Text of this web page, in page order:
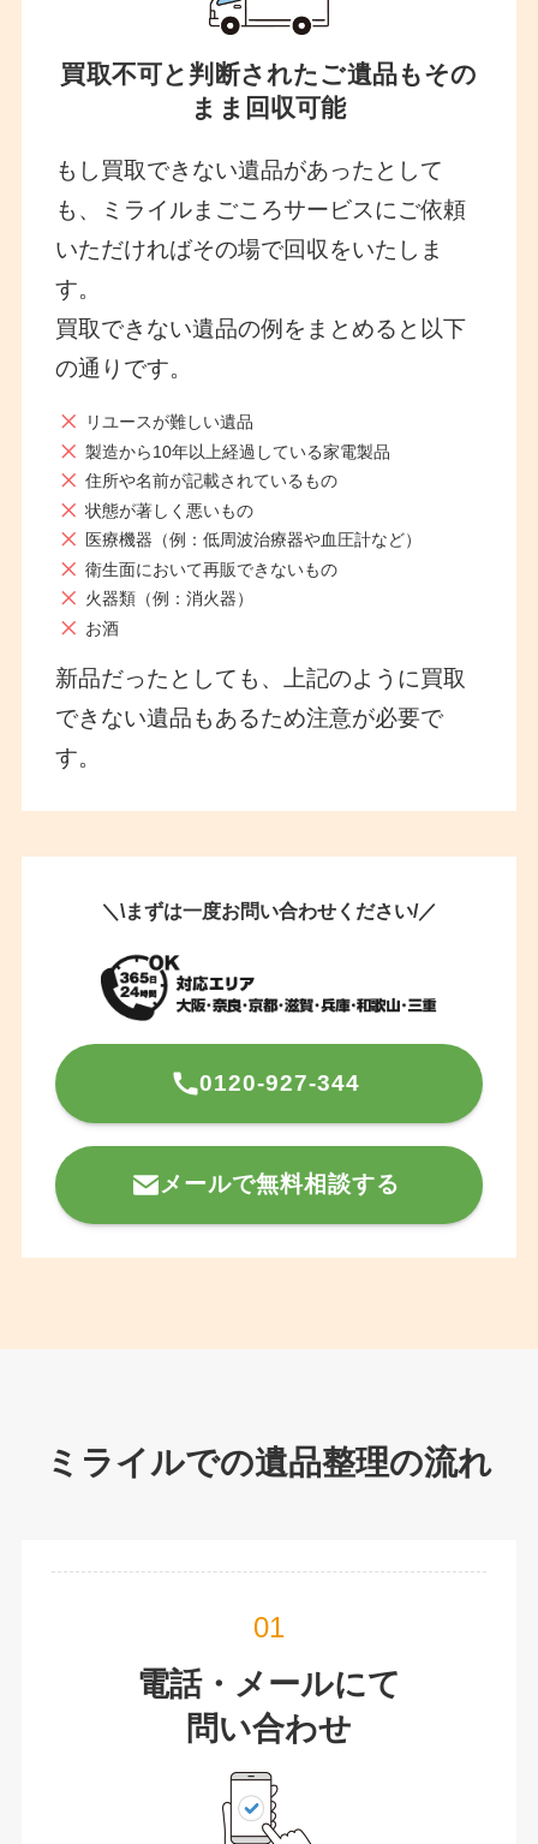
買取不可と判断されたご遺品もその
まま回収可能
もし買取できない遺品があったとして
も、ミライルまごころサービスにご依頼
いただければその場で回収をいたしま
す。
買取できない遺品の例をまとめると以下
の通りです。
リユースが難しい遺品
製造から10年以上経過している家電製品
住所や名前が記載されているもの
状態が著しく悪いもの
医療機器（例：低周波治療器や血圧計など）
衛生面において再販できないもの
火器類（例：消火器）
お酒
新品だったとしても、上記のように買取
できない遺品もあるため注意が必要で
す。
＼\まずは一度お問い合わせください/／
0120-927-344
メールで無料相談する
ミライルでの遺品整理の流れ
電話・メールにて
問い合わせ